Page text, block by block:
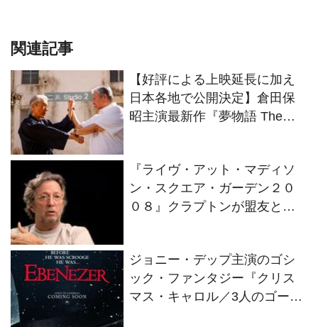
関連記事
【好評による上映延長に加え
日本各地で公開決定】倉田保
昭主演最新作『夢物語 The
『ライヴ・アット・マディソ
ン・スクエア・ガーデン２０
０８』クラプトンが盟友との
ジョニー・デップ主演のゴシ
ック・ファンタジー『クリス
マス・キャロル／3人のゴース